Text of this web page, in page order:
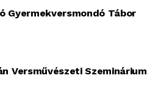
Gyermekversmondó Tábor
Versművészeti Szeminárium